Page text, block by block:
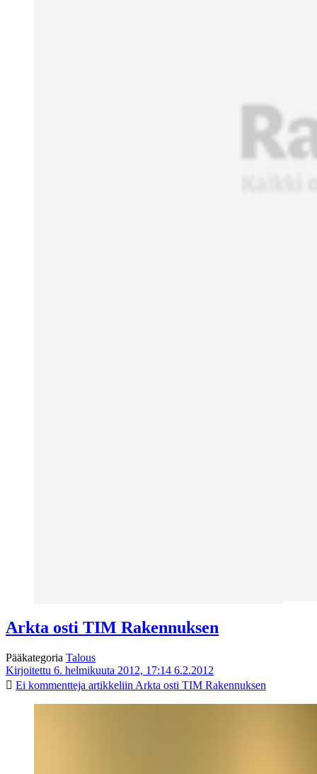
Arkta osti TIM Rakennuksen
Pääkategoria Talous
Kirjoitettu 6. helmikuuta 2012, 17:14 6.2.2012
Ei kommentteja artikkeliin Arkta osti TIM Rakennuksen